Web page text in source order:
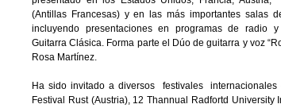
(Antillas Francesas) y en las más importantes salas
incluyendo presentaciones en programas de radio
Guitarra Clásica. Forma parte el Dúo de guitarra y voz
Rosa Martínez.
Ha sido invitado a diversos festivales
Festival Rust (Austria), 12 Thannual Radfortd University